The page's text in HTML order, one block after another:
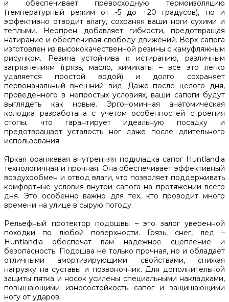
и обеспечивает превосходную термоизоляцию
(температурный режим от -5 до +20 градусов), но и
эффективно отводит влагу, сохраняя ваши ноги сухими и
теплыми. Неопрен добавляет гибкости, предотвращая
натирание и обеспечивая свободу движений. Верх сапога
изготовлен из высококачественной резины с камуфляжным
рисунком. Резина устойчива к истиранию, различным
загрязнениям (грязь, масло, химикаты – все это легко
удаляется простой водой) и долго сохраняет
первоначальный внешний вид. Даже после целого дня,
проведенного в непростых условиях, ваши сапоги будут
выглядеть как новые. Эргономичная анатомическая
колодка разработана с учетом особенностей строения
стопы, что гарантирует идеальную посадку и
предотвращает усталость ног даже после длительного
использования.
Яркая оранжевая внутренняя подкладка сапог Huntlandia
технологичная и прочная. Она обеспечивает эффективный
воздухообмен и отвод влаги, что позволяет поддерживать
комфортные условия внутри сапога на протяжении всего
дня. Это особенно важно для тех, кто проводит много
времени на улице в сырую погоду.
Рельефный протектор подошвы – это залог уверенной
походки по любой поверхности. Грязь, снег, лед –
Huntlandia обеспечат вам надежное сцепление и
безопасность. Подошва не только прочная, но и обладает
отличными амортизирующими свойствами, снижая
нагрузку на суставы и позвоночник. Для дополнительной
защиты пятка и носок усилены специальными накладками,
повышающими износостойкость сапог и защищающими
ногу от ударов.